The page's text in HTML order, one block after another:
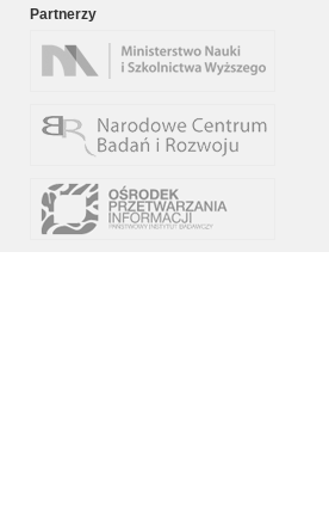
Partnerzy